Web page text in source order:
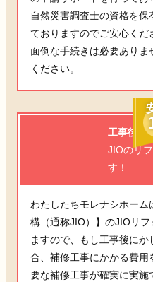
自然災害調査士の資格を
ておりますのでご安心くだ
面倒な手続きは必要ありま
ください。
工事後の
JIOのリ
す！
わたしたちモレナシホー
構（通称JIO）】のJIOリ
ますので、もし工事後に
合、補修工事にかかる費
要な補修工事が確実に実施